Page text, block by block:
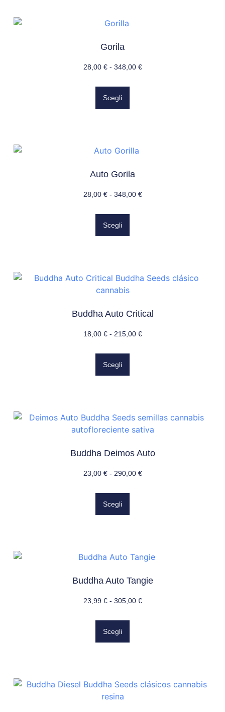
Gorila
28,00 € - 348,00 €
Scegli
Auto Gorila
28,00 € - 348,00 €
Scegli
Buddha Auto Critical
18,00 € - 215,00 €
Scegli
Buddha Deimos Auto
23,00 € - 290,00 €
Scegli
Buddha Auto Tangie
23,99 € - 305,00 €
Scegli